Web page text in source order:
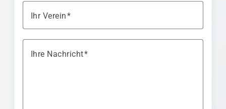
Ihr Verein
Ihre Nachricht